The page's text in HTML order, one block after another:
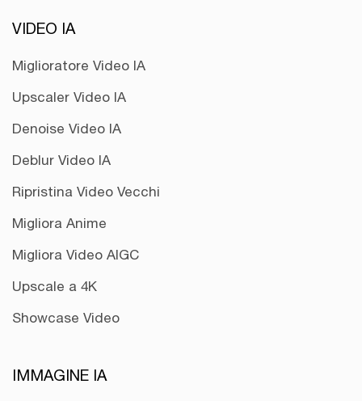
VIDEO IA
Miglioratore Video IA
Upscaler Video IA
Denoise Video IA
Deblur Video IA
Ripristina Video Vecchi
Migliora Anime
Migliora Video AIGC
Upscale a 4K
Showcase Video
IMMAGINE IA